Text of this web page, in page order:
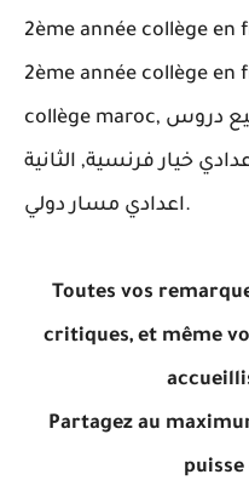
2ème année collège en
2ème année collège
collège maroc, الثانية اعدادي خيار فرنسي, جميع دروس
خيار فرنسية, الثانية
اعدادي مسار دولي.
Toutes vos
critiques, et même
Partagez au